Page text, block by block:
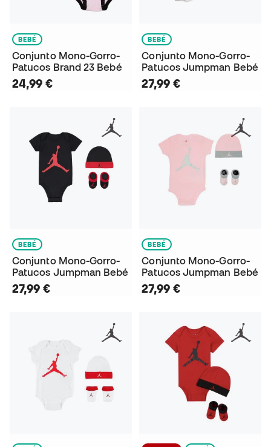
BEBÉ
Conjunto Mono-Gorro-
Patucos Brand 23 Bebé
24,99 €
BEBÉ
Conjunto Mono-Gorro-
Patucos Jumpman Bebé
27,99 €
BEBÉ
Conjunto Mono-Gorro-
Patucos Jumpman Bebé
27,99 €
BEBÉ
Conjunto Mono-Gorro-
Patucos Jumpman Bebé
27,99 €